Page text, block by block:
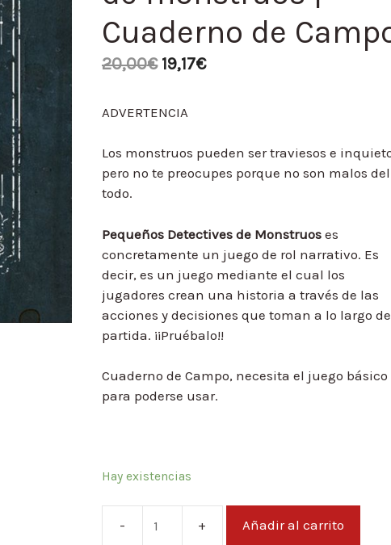
Cuaderno de
20,00€ 19,17€
ADVERTENCIA
Los monstruos pueden ser traviesos e
pero no te preocupes porque no son malos del
todo.
Pequeños Detectives de Monstruoses
concretamente un juego de rol narrativo. Es
decir, es un juego mediante el cual los
jugadores crean una historia a través de las
acciones y decisiones que toman a lo largo
partida. ¡¡Pruébalo!!
Cuaderno de Campo, necesita el juego básico
para poderse usar.
Hay existencias
Pequeños
Añadir al carrito